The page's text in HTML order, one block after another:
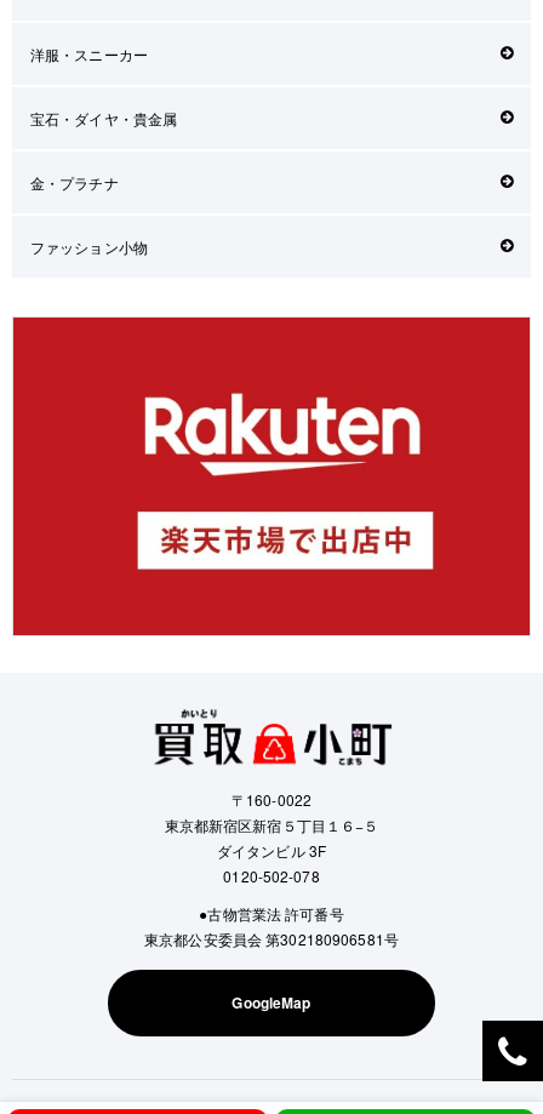
洋服・スニーカー
宝石・ダイヤ・貴金属
金・プラチナ
ファッション小物
〒160-0022
東京都新宿区新宿５丁目１６−５
ダイタンビル 3F
0120-502-078
●古物営業法 許可番号
東京都公安委員会 第302180906581号
GoogleMap